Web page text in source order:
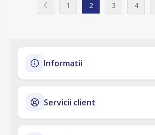
1 2 3 4
Informatii
Servicii client